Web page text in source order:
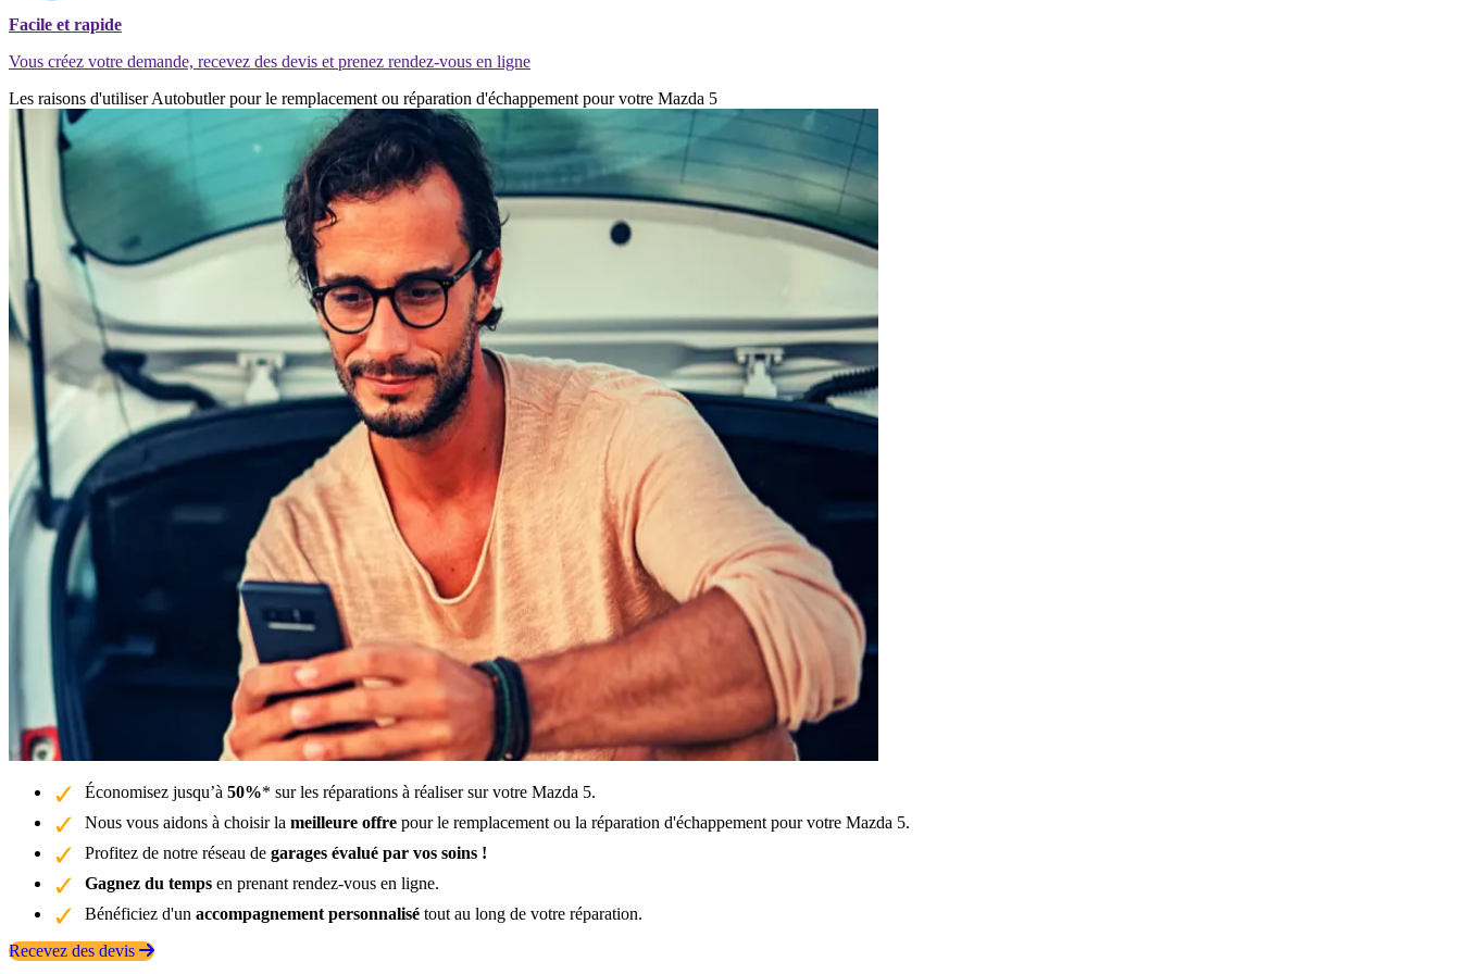
Facile et rapide
Vous créez votre demande, recevez des devis et prenez rendez-vous en ligne
Les raisons d'utiliser Autobutler pour le remplacement ou réparation d'échappement pour votre Mazda 5
Économisez jusqu’à 50%* sur les réparations à réaliser sur votre Mazda 5.
Nous vous aidons à choisir la meilleure offre pour le remplacement ou la réparation d'échappement pour votre Mazda 5.
Profitez de notre réseau de garages évalué par vos soins !
Gagnez du temps en prenant rendez-vous en ligne.
Bénéficiez d'un accompagnement personnalisé tout au long de votre réparation.
Recevez des devis